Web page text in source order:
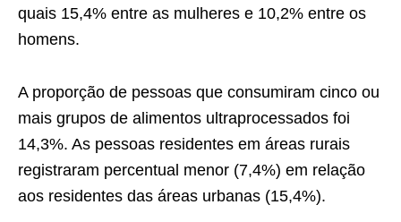
quais 15,4% entre as mulheres e 10,2% entre os
homens.
A proporção de pessoas que consumiram cinco ou
mais grupos de alimentos ultraprocessados foi
14,3%. As pessoas residentes em áreas rurais
registraram percentual menor (7,4%) em relação
aos residentes das áreas urbanas (15,4%).